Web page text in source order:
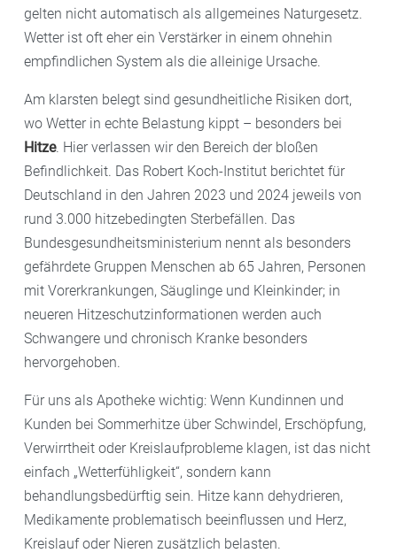
gelten nicht automatisch als allgemeines Naturgesetz.
Wetter ist oft eher ein Verstärker in einem ohnehin
empfindlichen System als die alleinige Ursache.
Am klarsten belegt sind gesundheitliche Risiken dort,
wo Wetter in echte Belastung kippt – besonders bei
Hitze. Hier verlassen wir den Bereich der bloßen
Befindlichkeit. Das Robert Koch-Institut berichtet für
Deutschland in den Jahren 2023 und 2024 jeweils von
rund 3.000 hitzebedingten Sterbefällen. Das
Bundesgesundheitsministerium nennt als besonders
gefährdete Gruppen Menschen ab 65 Jahren, Personen
mit Vorerkrankungen, Säuglinge und Kleinkinder; in
neueren Hitzeschutzinformationen werden auch
Schwangere und chronisch Kranke besonders
hervorgehoben.
Für uns als Apotheke wichtig: Wenn Kundinnen und
Kunden bei Sommerhitze über Schwindel, Erschöpfung,
Verwirrtheit oder Kreislaufprobleme klagen, ist das nicht
einfach „Wetterfühligkeit“, sondern kann
behandlungsbedürftig sein. Hitze kann dehydrieren,
Medikamente problematisch beeinflussen und Herz,
Kreislauf oder Nieren zusätzlich belasten.